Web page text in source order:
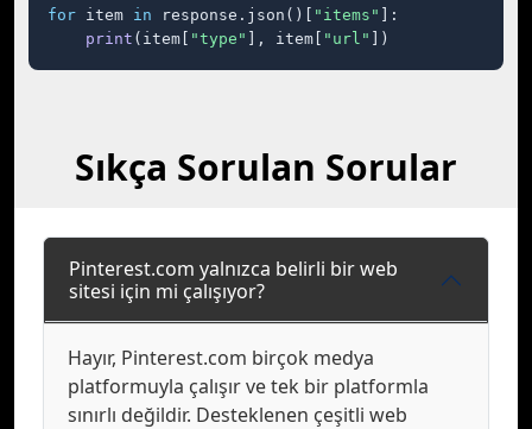
for item in response.json()[ "items"
]:
print (item[ "type" ], item[ "url" ])
Sıkça Sorulan Sorular
Pinterest.com yalnızca belirli bir web
sitesi için mi çalışıyor?
Hayır, Pinterest.com birçok medya
platformuyla çalışır ve tek bir platformla
sınırlı değildir. Desteklenen çeşitli web